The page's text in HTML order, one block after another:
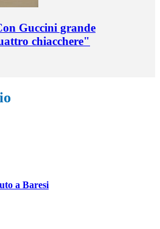
Guccini grande
chiacchere"
a Baresi